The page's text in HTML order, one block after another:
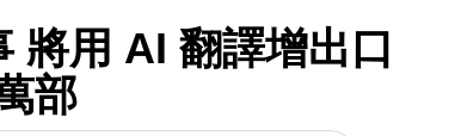
將用 AI 翻譯增出口
部